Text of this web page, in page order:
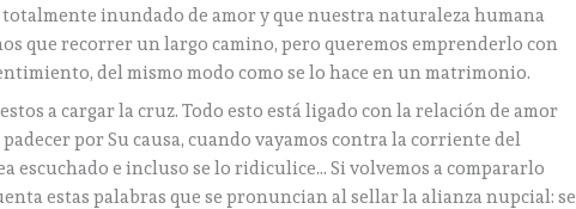
totalmente inundado de amor y que nuestra naturaleza humana
que recorrer un largo camino, pero queremos emprenderlo con
del mismo modo como se lo hace en un matrimonio.
a cargar la cruz. Todo esto está ligado con la relación de amor
por Su causa, cuando vayamos contra la corriente del
escuchado e incluso se lo ridiculice… Si volvemos a compararlo
estas palabras que se pronuncian al sellar la alianza nupcial: se